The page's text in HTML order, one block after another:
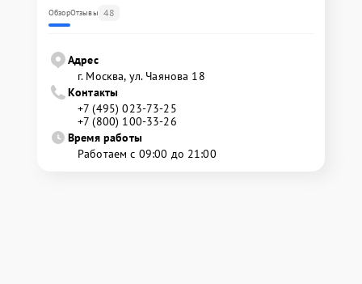
ОбзорОтзывы 48
Адрес
г. Москва, ул. Чаянова 18
Контакты
+7 (495) 023-73-25
+7 (800) 100-33-26
Время работы
Работаем с 09:00 до 21:00